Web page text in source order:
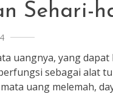
Sehari-
uangnya, yang dapat
sebagai alat
uang melemah,